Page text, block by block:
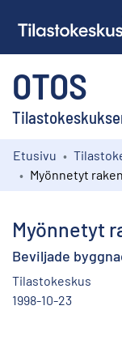
OTOS
Kokoelmat
Etusivu
Myönnetyt
Beviljade
Tilastokeskus
1998-10-23